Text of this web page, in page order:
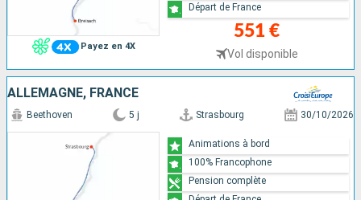
Payez en 4X
551 €
Vol disponible
Départ de France
ALLEMAGNE, FRANCE
Beethoven 5 j Strasbourg 30/10/2026
Animations à bord
100% Francophone
Pension complète